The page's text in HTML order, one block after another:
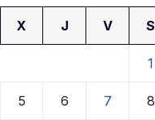
X J V S
1
5 6 7 8